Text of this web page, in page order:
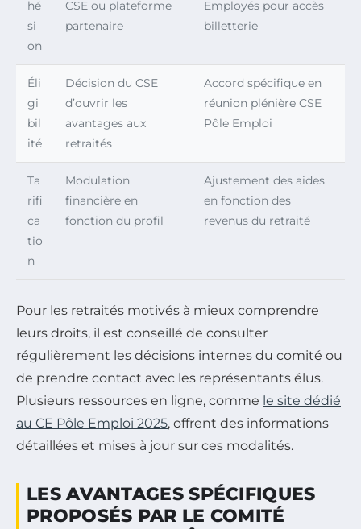
hé
si
on
CSE ou plateforme
partenaire
Employés pour accès
billetterie
Éli
gi
bil
ité
Décision du CSE
d’ouvrir les
avantages aux
retraités
Accord spécifique en
réunion plénière CSE
Pôle Emploi
Ta
rifi
ca
tio
n
Modulation
financière en
fonction du profil
Ajustement des aides
en fonction des
revenus du retraité
Pour les retraités motivés à mieux comprendre
leurs droits, il est conseillé de consulter
régulièrement les décisions internes du comité ou
de prendre contact avec les représentants élus.
Plusieurs ressources en ligne, comme le site dédié
au CE Pôle Emploi 2025, offrent des informations
détaillées et mises à jour sur ces modalités.
LES AVANTAGES SPÉCIFIQUES
PROPOSÉS PAR LE COMITÉ